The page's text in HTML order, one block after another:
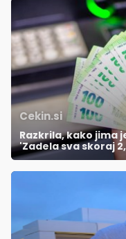
Cekin.si
Razkrila, kako jima
'Zadela sva skoraj